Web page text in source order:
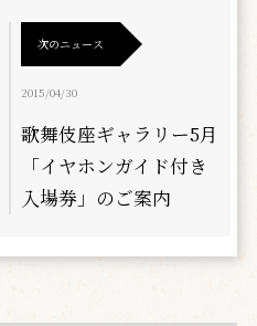
次のニュース
2015/04/30
歌舞伎座ギャラリー5月
「イヤホンガイド付き
入場券」のご案内